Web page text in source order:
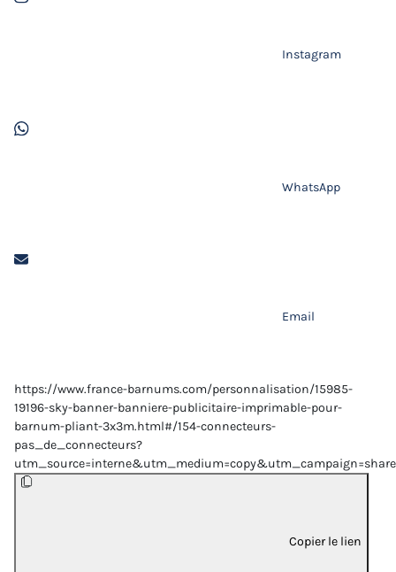
Instagram
WhatsApp
Email
https://www.france-barnums.com/personnalisation/15985-
19196-sky-banner-banniere-publicitaire-imprimable-pour-
barnum-pliant-3x3m.html#/154-connecteurs-
pas_de_connecteurs?
Copier le lien